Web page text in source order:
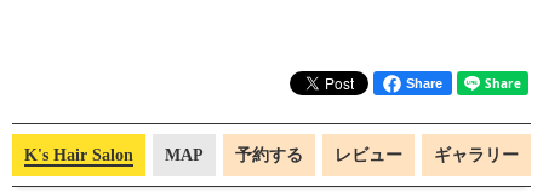
Share
K's Hair Salon MAP 予約する レビュー ギャラリー